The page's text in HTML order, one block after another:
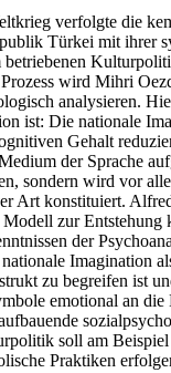
verfolgte die
Türkei mit ihrer
betriebenen
wird Mihri
analysieren.
ist: Die nationale
Gehalt
der Sprache
sondern wird vor
Art konstituiert.
Modell zur Entstehung
der
Imagination
zu begreifen ist
emotional an die
soll am
Praktiken